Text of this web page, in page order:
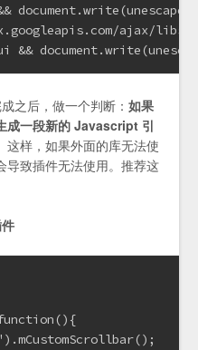
ajax/
&&
之后，做一个判断： 如果
成一段新的 Javascript 引
这样，如果外面的库无法使
导致插件无法使用。推荐这